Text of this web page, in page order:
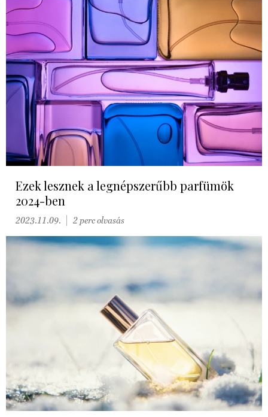
Ezek lesznek a legnépszerűbb parfümök
2024-ben
2023.11.09. 2 perc olvasás